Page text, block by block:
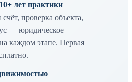
лет практики
проверка объекта,
— юридическое
каждом этапе. Первая